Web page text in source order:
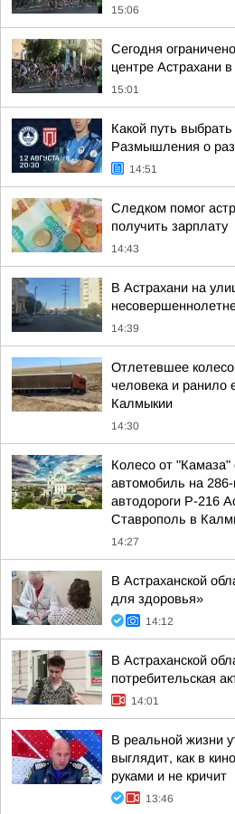
15:06
Сегодня
центре Астрахани
15:01
Какой путь
Размышления о
14:51
Следком помог
получить зарплату
14:43
В Астрахани на
14:39
Отлетевшее
человека и ранило
Калмыкии
14:30
Колесо от "Камаза"
автомобиль на
автодороги Р-216
Ставрополь в
14:27
В Астраханской
для здоровья»
14:12
В Астраханской
потребительская
14:01
В реальной жизни
выглядит, как в
руками и не кричит
13:46